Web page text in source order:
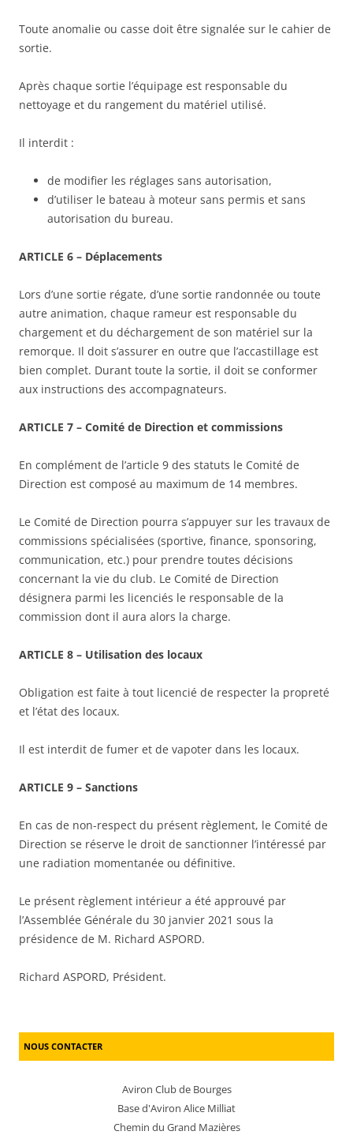
Toute anomalie ou casse doit être signalée sur le cahier de
sortie.
Après chaque sortie l’équipage est responsable du
nettoyage et du rangement du matériel utilisé.
Il interdit :
de modifier les réglages sans autorisation,
d’utiliser le bateau à moteur sans permis et sans
autorisation du bureau.
ARTICLE 6 – Déplacements
Lors d’une sortie régate, d’une sortie randonnée ou toute
autre animation, chaque rameur est responsable du
chargement et du déchargement de son matériel sur la
remorque. Il doit s’assurer en outre que l’accastillage est
bien complet. Durant toute la sortie, il doit se conformer
aux instructions des accompagnateurs.
ARTICLE 7 – Comité de Direction et commissions
En complément de l’article 9 des statuts le Comité de
Direction est composé au maximum de 14 membres.
Le Comité de Direction pourra s’appuyer sur les travaux de
commissions spécialisées (sportive, finance, sponsoring,
communication, etc.) pour prendre toutes décisions
concernant la vie du club. Le Comité de Direction
désignera parmi les licenciés le responsable de la
commission dont il aura alors la charge.
ARTICLE 8 – Utilisation des locaux
Obligation est faite à tout licencié de respecter la propreté
et l’état des locaux.
Il est interdit de fumer et de vapoter dans les locaux.
ARTICLE 9 – Sanctions
En cas de non-respect du présent règlement, le Comité de
Direction se réserve le droit de sanctionner l’intéressé par
une radiation momentanée ou définitive.
Le présent règlement intérieur a été approuvé par
l’Assemblée Générale du 30 janvier 2021 sous la
présidence de M. Richard ASPORD.
Richard ASPORD, Président.
NOUS CONTACTER
Aviron Club de Bourges
Base d'Aviron Alice Milliat
Chemin du Grand Mazières